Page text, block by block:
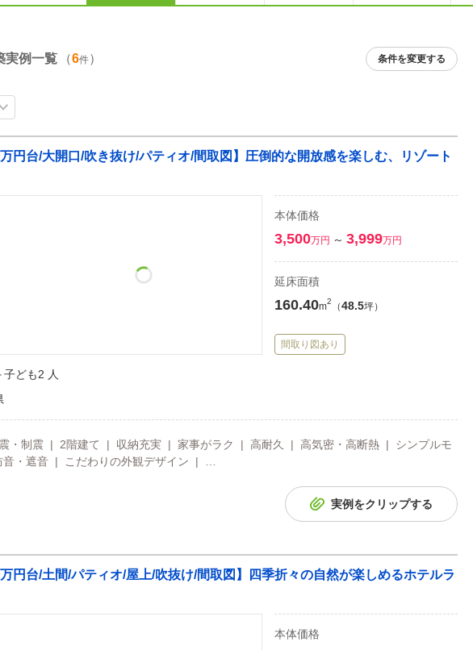
実例一覧 （6件） 条件を変更する
万円台/大開口/吹き抜け/パティオ/間取図】圧倒的な開放感を楽しむ、リゾート
本体価格
3,500万円 ～ 3,999万円
延床面積
160.40m2 （48.5坪）
間取り図あり
子ども2 人
震・制震 | 2階建て | 収納充実 | 家事がラク | 高耐久 | 高気密・高断熱 | シンプルモ
・遮音 | こだわりの外観デザイン | …
実例をクリップする
万円台/土間/パティオ/屋上/吹抜け/間取図】四季折々の自然が楽しめるホテルラ
本体価格